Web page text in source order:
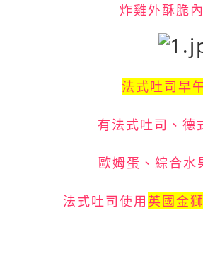
炸雞外酥脆
法式吐司早
有法式吐司、德
歐姆蛋、綜合水
法式吐司使用英國金